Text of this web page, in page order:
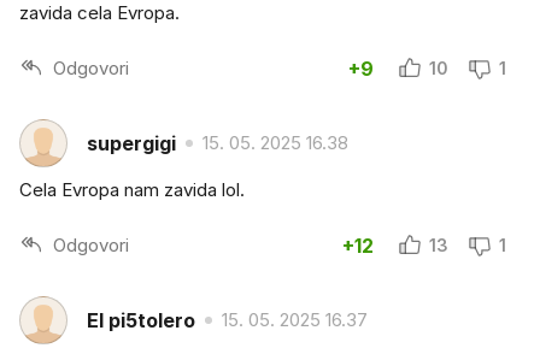
zavida cela Evropa.
Odgovori +9 10 1
supergigi 15. 05. 2025 16.38
Cela Evropa nam zavida lol.
Odgovori +12 13 1
El pi5tolero 15. 05. 2025 16.37